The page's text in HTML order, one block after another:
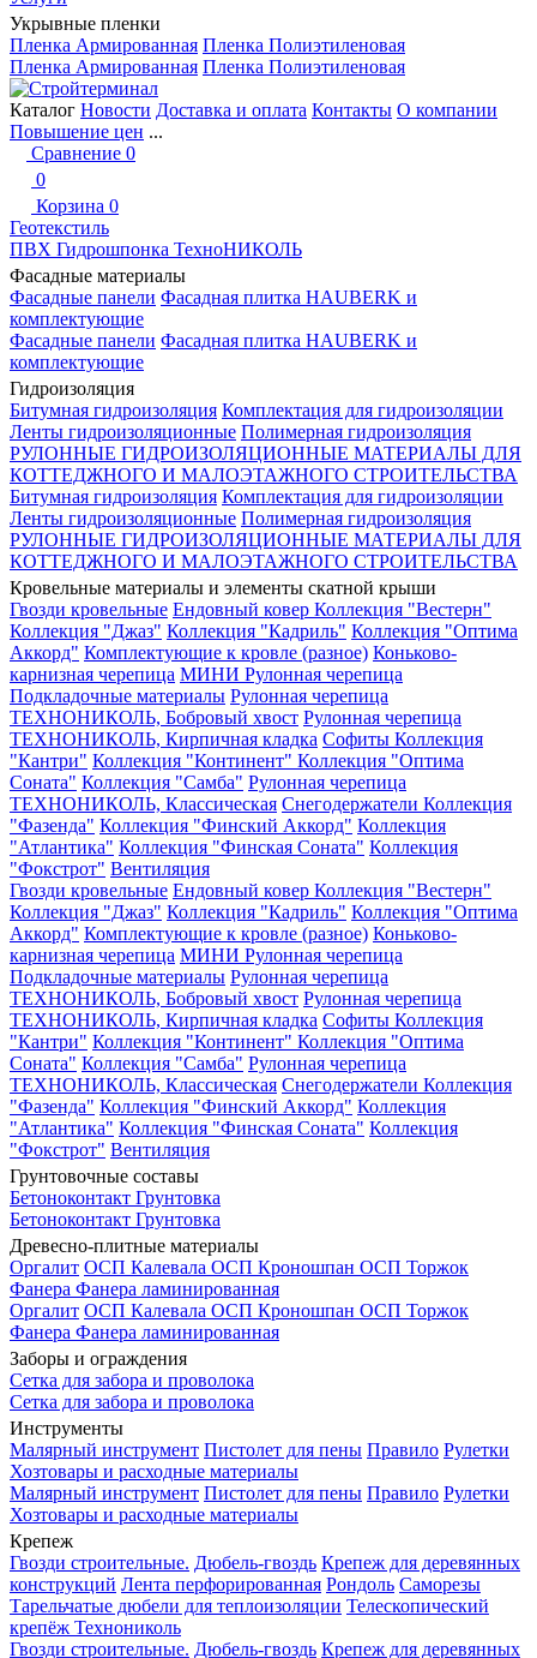
Укрывные пленки
Пленка Армированная Пленка Полиэтиленовая
Пленка Армированная Пленка Полиэтиленовая
Каталог Новости Доставка и оплата Контакты О компании
Повышение цен ...
Сравнение 0
0
Корзина 0
Геотекстиль
ПВХ Гидрошпонка ТехноНИКОЛЬ
Фасадные материалы
Фасадные панели Фасадная плитка HAUBERK и
комплектующие
Фасадные панели Фасадная плитка HAUBERK и
комплектующие
Гидроизоляция
Битумная гидроизоляция Комплектация для гидроизоляции
Ленты гидроизоляционные Полимерная гидроизоляция
РУЛОННЫЕ ГИДРОИЗОЛЯЦИОННЫЕ МАТЕРИАЛЫ ДЛЯ
КОТТЕДЖНОГО И МАЛОЭТАЖНОГО СТРОИТЕЛЬСТВА
Битумная гидроизоляция Комплектация для гидроизоляции
Ленты гидроизоляционные Полимерная гидроизоляция
РУЛОННЫЕ ГИДРОИЗОЛЯЦИОННЫЕ МАТЕРИАЛЫ ДЛЯ
КОТТЕДЖНОГО И МАЛОЭТАЖНОГО СТРОИТЕЛЬСТВА
Кровельные материалы и элементы скатной крыши
Гвозди кровельные Ендовный ковер Коллекция "Вестерн"
Коллекция "Джаз" Коллекция "Кадриль" Коллекция "Оптима
Аккорд" Комплектующие к кровле (разное) Коньково-
карнизная черепица МИНИ Рулонная черепица
Подкладочные материалы Рулонная черепица
ТЕХНОНИКОЛЬ, Бобровый хвост Рулонная черепица
ТЕХНОНИКОЛЬ, Кирпичная кладка Софиты Коллекция
"Кантри" Коллекция "Континент" Коллекция "Оптима
Соната" Коллекция "Самба" Рулонная черепица
ТЕХНОНИКОЛЬ, Классическая Снегодержатели Коллекция
"Фазенда" Коллекция "Финский Аккорд" Коллекция
"Атлантика" Коллекция "Финская Соната" Коллекция
"Фокстрот" Вентиляция
Гвозди кровельные Ендовный ковер Коллекция "Вестерн"
Коллекция "Джаз" Коллекция "Кадриль" Коллекция "Оптима
Аккорд" Комплектующие к кровле (разное) Коньково-
карнизная черепица МИНИ Рулонная черепица
Подкладочные материалы Рулонная черепица
ТЕХНОНИКОЛЬ, Бобровый хвост Рулонная черепица
ТЕХНОНИКОЛЬ, Кирпичная кладка Софиты Коллекция
"Кантри" Коллекция "Континент" Коллекция "Оптима
Соната" Коллекция "Самба" Рулонная черепица
ТЕХНОНИКОЛЬ, Классическая Снегодержатели Коллекция
"Фазенда" Коллекция "Финский Аккорд" Коллекция
"Атлантика" Коллекция "Финская Соната" Коллекция
"Фокстрот" Вентиляция
Грунтовочные составы
Бетоноконтакт Грунтовка
Бетоноконтакт Грунтовка
Древесно-плитные материалы
Оргалит ОСП Калевала ОСП Кроношпан ОСП Торжок
Фанера Фанера ламинированная
Оргалит ОСП Калевала ОСП Кроношпан ОСП Торжок
Фанера Фанера ламинированная
Заборы и ограждения
Сетка для забора и проволока
Сетка для забора и проволока
Инструменты
Малярный инструмент Пистолет для пены Правило Рулетки
Хозтовары и расходные материалы
Малярный инструмент Пистолет для пены Правило Рулетки
Хозтовары и расходные материалы
Крепеж
Гвозди строительные. Дюбель-гвоздь Крепеж для деревянных
конструкций Лента перфорированная Рондоль Саморезы
Тарельчатые дюбели для теплоизоляции Телескопический
крепёж Технониколь
Гвозди строительные. Дюбель-гвоздь Крепеж для деревянных